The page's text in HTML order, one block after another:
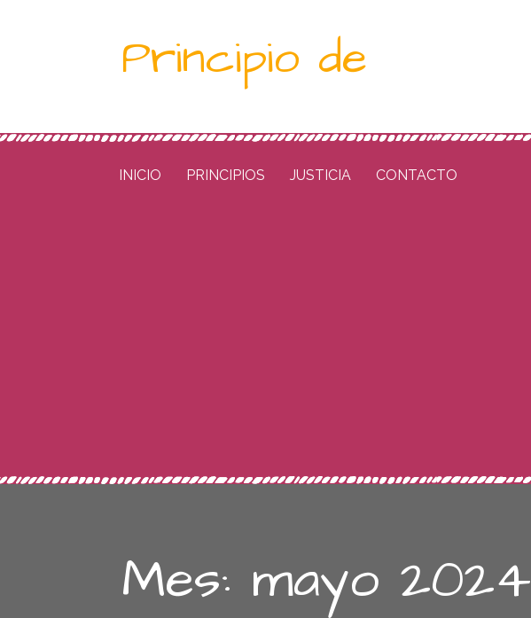
Principio de
INICIO PRINCIPIOS JUSTICIA CONTACTO
Mes: mayo 2024